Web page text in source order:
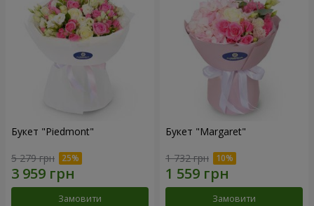
Букет "Piedmont"
5 279 грн
Замовити
Букет "Margaret"
1 732 грн
Замовити